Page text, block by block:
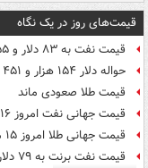
قیمت‌های روز در یک نگاه
قیمت نفت به ۸۳ دلار و ۵۵ سنت در هر بشکه رسید
حواله دلار ۱۵۴ هزار و ۴۵۱ تومان شد
قیمت طلا صعودی ماند
قیمت جهانی نفت امروز ۱۶ مرداد
قیمت جهانی طلا امروز ۱۵ مرداد
قیمت نفت برنت به ۷۹ دلار رسید